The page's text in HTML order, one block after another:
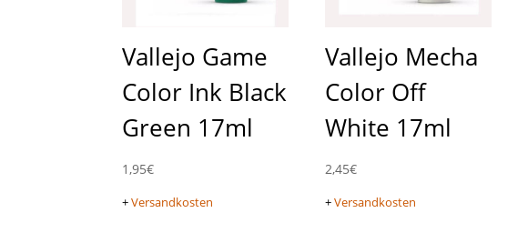
Vallejo Game
Color Ink Black
Green 17ml
1,95€
+Versandkosten
Vallejo Mecha
Color Off
White 17ml
2,45€
+Versandkosten